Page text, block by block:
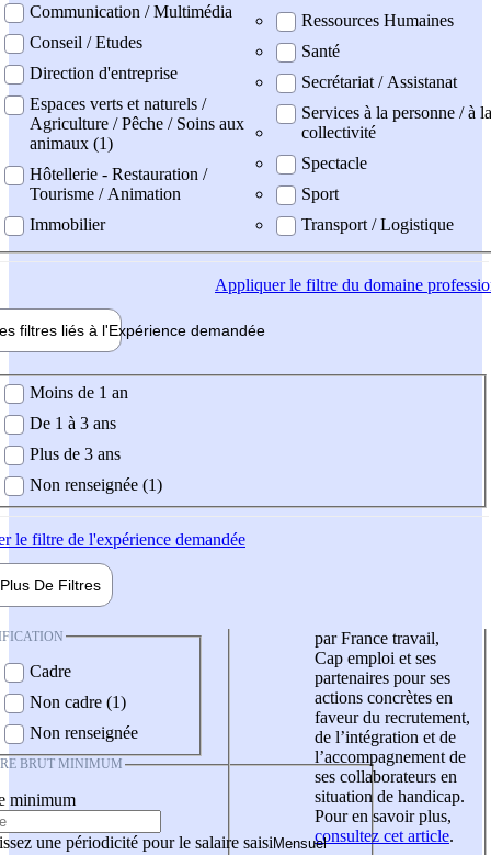
Communication / Multimédia
Conseil / Etudes
Direction d'entreprise
Espaces verts et naturels /
Agriculture / Pêche / Soins aux
animaux (1)
Hôtellerie - Restauration /
Tourisme / Animation
Immobilier
Ressources Humaines
Santé
Secrétariat / Assistanat
Services à la personne / à la
collectivité
Spectacle
Sport
Transport / Logistique
Appliquerle filtre du domaine
filtres liés à l'Expérience demandée
demandée
Moins de 1 an
De 1 à 3 ans
Plus de 3 ans
Non renseignée (1)
le filtre de l'expérience demandée
Plus De Filtres
Cadre
Non cadre (1)
Non renseignée
BRUT MINIMUM
minimum
une périodicité pour le salaire saisi
par France travail,
Cap emploi et ses
partenaires pour ses
actions concrètes en
faveur du recrutement,
de l’intégration et de
l’accompagnement de
ses collaborateurs en
situation de handicap.
Pour en savoir plus,
consultez cet article.